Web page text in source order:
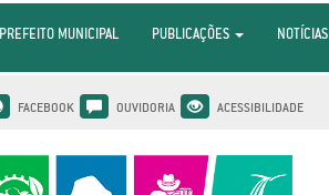
PREFEITO MUNICIPAL PUBLICAÇÕES NOTÍCIAS
FACEBOOK OUVIDORIA ACESSIBILIDADE